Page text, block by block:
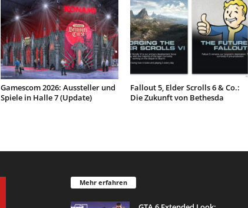
Gamescom 2026: Aussteller und
Spiele in Halle 7 (Update)
Fallout 5, Elder Scrolls 6 & Co.:
Die Zukunft von Bethesda
Mehr erfahren